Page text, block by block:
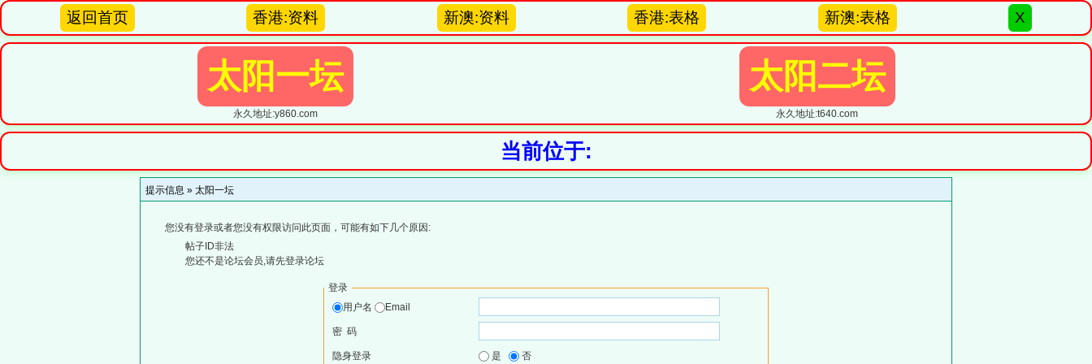
返回首页 香港:资料 新澳:资料 香港:表格 新澳:表格 X
太阳一坛
永久地址:y860.com
太阳二坛
永久地址:t640.com
当前位于:
提示信息 » 太阳一坛
您没有登录或者您没有权限访问此页面，可能有如下几个原因:
帖子ID非法
您还不是论坛会员,请先登录论坛
登录
用户名
Email
密 码
隐身登录 是 否